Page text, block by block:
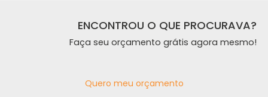
ENCONTROU O QUE PROCURAVA?
Faça seu orçamento grátis agora mesmo!
Quero meu orçamento